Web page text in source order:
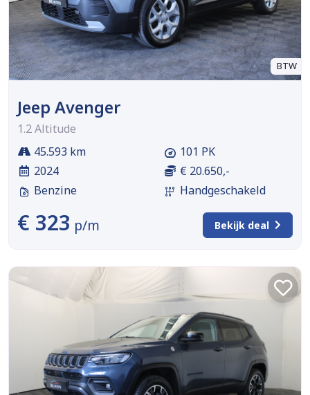
BTW
Jeep Avenger
1.2 Altitude
45.593 km
2024
Benzine
101 PK
€ 20.650,-
Handgeschakeld
€ 323 p/m Bekijk deal